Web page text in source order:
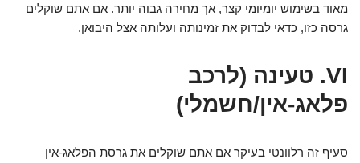
מאוד בשימוש יומיומי קצר, אך מחירה גבוה יותר. אם אתם שוקלים
גרסה כזו, כדאי לבדוק את זמינותה ועלותה אצל היבואן.
VI. טעינה (לרכב
פלאג-אין/חשמלי)
סעיף זה רלוונטי בעיקר אם אתם שוקלים את גרסת הפלאג-אין